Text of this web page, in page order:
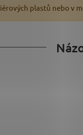
plastů nebo v